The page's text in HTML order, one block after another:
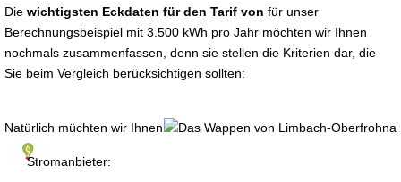
Die wichtigsten Eckdaten für den Tarif von für unser
Berechnungsbeispiel mit 3.500 kWh pro Jahr möchten wir Ihnen
nochmals zusammenfassen, denn sie stellen die Kriterien dar, die
Sie beim Vergleich berücksichtigen sollten:
Stromanbieter:
Natürlich müchten wir Ihnen